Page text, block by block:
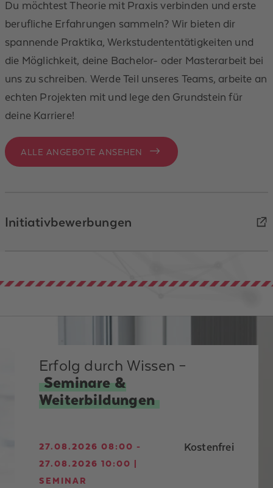
Du möchtest Theorie mit Praxis verbinden und erste
berufliche Erfahrungen sammeln? Wir bieten dir
spannende Praktika, Werkstudententätigkeiten und
die Möglichkeit, deine Bachelor- oder Masterarbeit bei
uns zu schreiben. Werde Teil unseres Teams, arbeite an
echten Projekten mit und lege den Grundstein für
deine Karriere!
ALLE ANGEBOTE ANSEHEN
Initiativbewerbungen
Erfolg durch Wissen –
Seminare &
Weiterbildungen
27.08.2026 08:00 -
27.08.2026 10:00 |
SEMINAR
Kostenfrei